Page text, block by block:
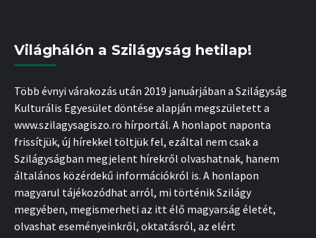
Világhálón a Szilágyság hetilap!
Több évnyi várakozás után 2019 januárjában a Szilágyság
Kulturális Egyesület döntése alapján megszületett a
www.szilagysagiszo.ro hírportál. A honlapot naponta
frissítjük, új hírekkel töltjük fel, ezáltal nem csak a
Szilágyságban megjelent hírekről olvashatnak, hanem
általános közérdekű információkról is. A honlapon
magyarul tájékozódhat arról, mi történik Szilágy
megyében, megismerheti az itt élő magyarság életét,
olvashat eseményeinkről, oktatásról, az elért